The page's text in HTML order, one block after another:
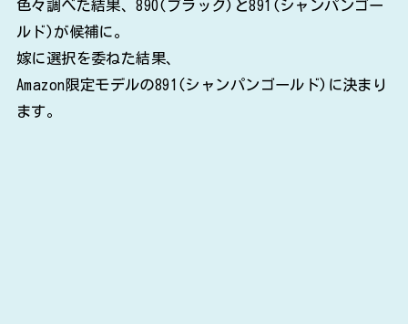
色々調べた結果、890(ブラック)と891(シャンパンゴー
ルド)が候補に。
嫁に選択を委ねた結果、
Amazon限定モデルの891(シャンパンゴールド)に決まり
ます。